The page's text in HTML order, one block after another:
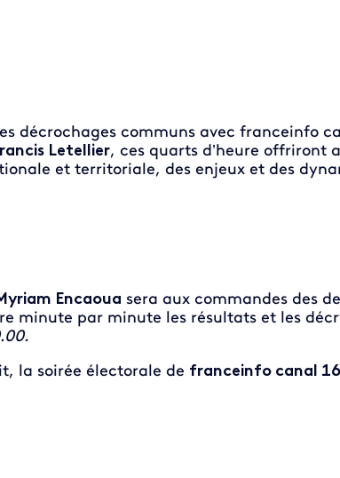
décrochages communs avec franceinfo
Letellier, ces quarts d’heure offriront
et territoriale, des enjeux et des
Encaoua sera aux commandes des
minute par minute les résultats et les
la soirée électorale de franceinfo canal 16